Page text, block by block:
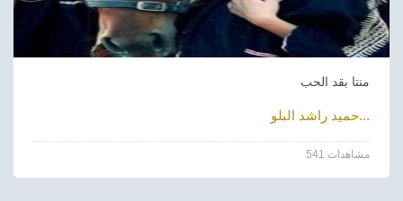
منتا بقد الحب
حميد راشد البلو...
541 مشاهدات